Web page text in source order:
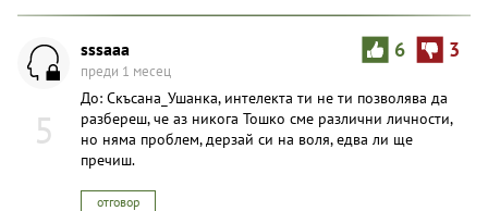
5
6 3
sssaaa
преди 1 месец
До: Скъсана_Ушанка, интелекта ти не ти позволява да
разбереш, че аз никога Тошко сме различни личности,
но няма проблем, дерзай си на воля, едва ли ще
пречиш.
отговор